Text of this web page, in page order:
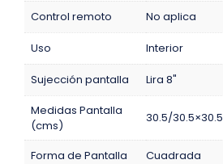
Control remoto No aplica
Uso Interior
Sujección pantalla
Lira 8"
Medidas Pantalla
(cms)
30.5/
Forma de Pantalla Cuadrada